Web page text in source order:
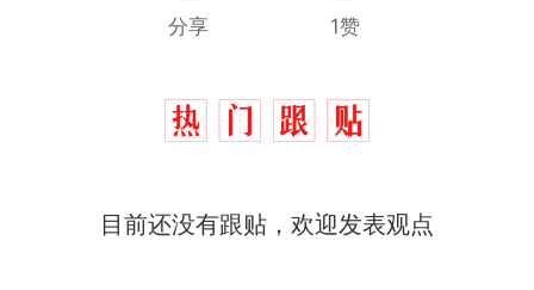
分享 1赞
目前还没有跟贴，欢迎发表观点